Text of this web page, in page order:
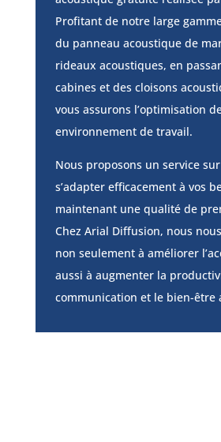
Profitant de notre large
du panneau acoustique de
rideaux acoustiques, en
cabines et des cloisons
vous assurons l’optimisation
environnement de travail.
Nous proposons un service
s’adapter efficacement à vos
maintenant une qualité de
Chez Arial Diffusion, nous
non seulement à améliorer
aussi à augmenter la
communication et le bien-être